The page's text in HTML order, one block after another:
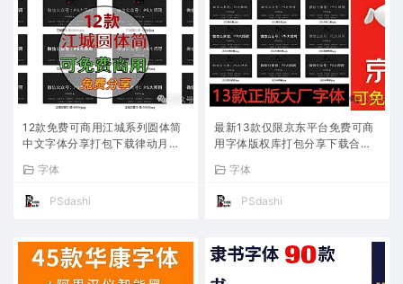
12款免费可商用江城系列圆体简
中文字体分享打包下载律动月湖
众号网站是的吗合集无如何避免
字体侵权版权
字体
PSdashi
最新13款仅限京东平台免费可商
用字体版权库打包分享下载合集
安装完整有哪些是什么品牌店铺
开放
字体
PSdashi